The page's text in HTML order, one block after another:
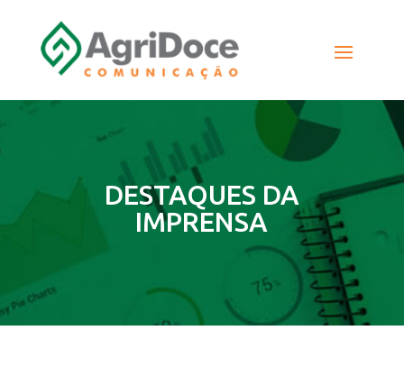
DESTAQUES DA
IMPRENSA